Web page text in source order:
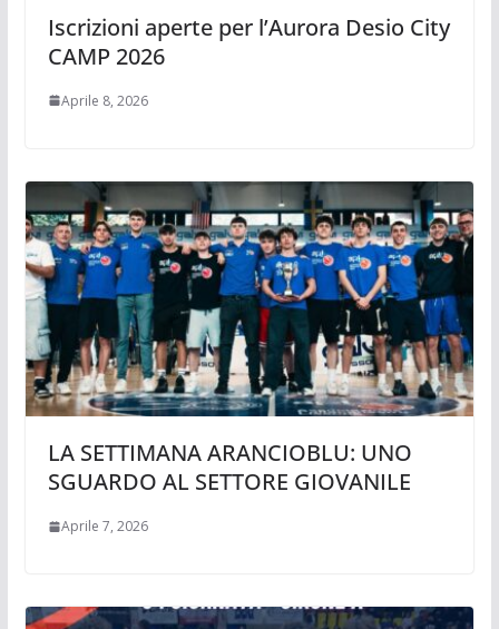
Iscrizioni aperte per l’Aurora Desio City
CAMP 2026
Aprile 8, 2026
LA SETTIMANA ARANCIOBLU: UNO
SGUARDO AL SETTORE GIOVANILE
Aprile 7, 2026